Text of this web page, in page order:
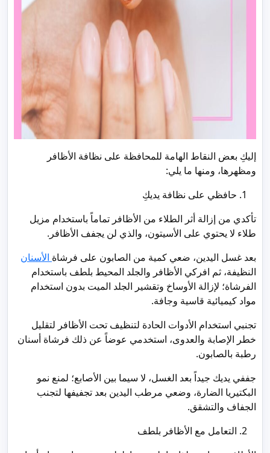
إليكِ بعض النقاط الهامة للمحافظة على نظافة الأظافر
ومظهرها، ومنها ما يلي:
حافظي على نظافة يديكِ
تأكدي من إزالة أثر الطلاء من الأظافر تماماً باستخدام مزيل
طلاء لا يحتوي على الأسيتون، والذي لن يجفف الأظافر.
بعد غسل اليدين، ضعي كمية من الصابون على فرشاة الأسنان
النظيفة، ثم افركي الأظافر والجلد المحيط بلطف باستخدام
الفرشاة؛ لإزالة الأوساخ وتقشير الجلد الميت بدون استخدام
مواد كيميائية قاسية وجافة.
تجنبي استخدام الأدوات الحادة لتنظيف تحت الأظافر لتقليل
خطر الإصابة والعدوى، استخدمي عوضاً عن ذلك فرشاة أسنان
رطبة بالصابون.
جففي يديك جيداً بعد الغسل، لا سيما بين الأصابع؛ لمنع نمو
البكتيريا الضارة، وضعي مرطب اليدين بعد تجفيفها لتجنب
الجفاف والتشقق.
التعامل مع الأظافر بلطف